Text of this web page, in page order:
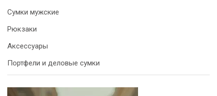
Сумки мужские
Рюкзаки
Аксессуары
Портфели и деловые сумки